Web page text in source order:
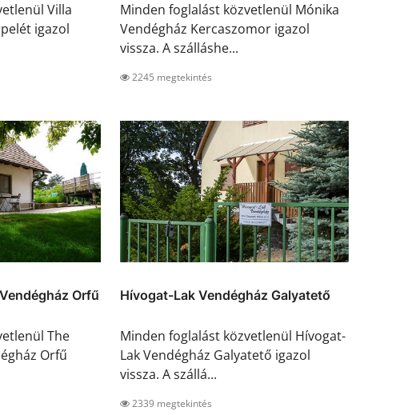
Villa
igazol
Minden foglalást közvetlenül Mónika
Vendégház Kercaszomor igazol
vissza. A szálláshe...
2245 megtekintés
Orfű
The
Orfű
Hívogat-Lak Vendégház Galyatető
Minden foglalást közvetlenül Hívogat-
Lak Vendégház Galyatető igazol
vissza. A szállá...
2339 megtekintés